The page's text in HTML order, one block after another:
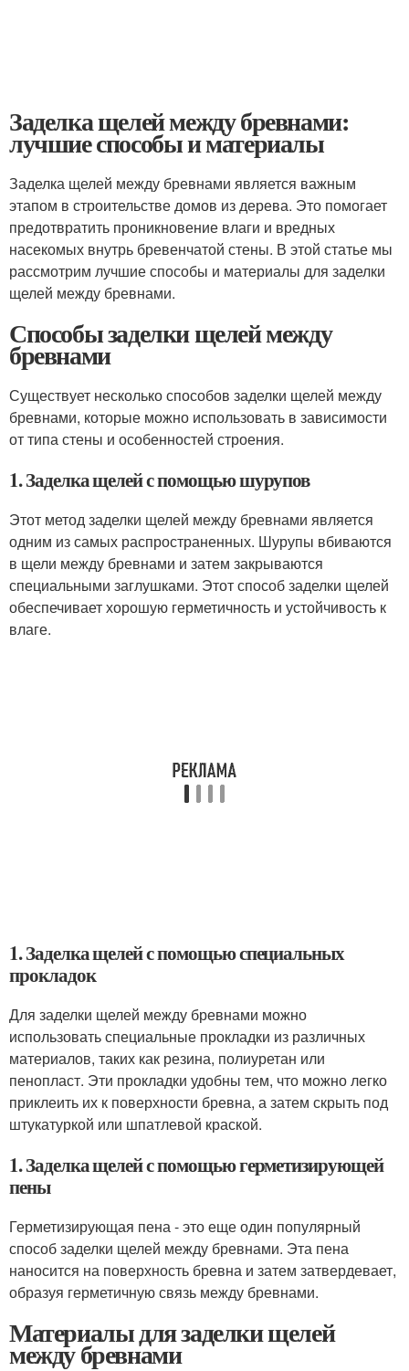
Заделка щелей между бревнами:
лучшие способы и материалы
Заделка щелей между бревнами является важным
этапом в строительстве домов из дерева. Это помогает
предотвратить проникновение влаги и вредных
насекомых внутрь бревенчатой стены. В этой статье мы
рассмотрим лучшие способы и материалы для заделки
щелей между бревнами.
Способы заделки щелей между
бревнами
Существует несколько способов заделки щелей между
бревнами, которые можно использовать в зависимости
от типа стены и особенностей строения.
1. Заделка щелей с помощью шурупов
Этот метод заделки щелей между бревнами является
одним из самых распространенных. Шурупы вбиваются
в щели между бревнами и затем закрываются
специальными заглушками. Этот способ заделки щелей
обеспечивает хорошую герметичность и устойчивость к
влаге.
1. Заделка щелей с помощью специальных
прокладок
Для заделки щелей между бревнами можно
использовать специальные прокладки из различных
материалов, таких как резина, полиуретан или
пенопласт. Эти прокладки удобны тем, что можно легко
приклеить их к поверхности бревна, а затем скрыть под
штукатуркой или шпатлевой краской.
1. Заделка щелей с помощью герметизирующей
пены
Герметизирующая пена - это еще один популярный
способ заделки щелей между бревнами. Эта пена
наносится на поверхность бревна и затем затвердевает,
образуя герметичную связь между бревнами.
Материалы для заделки щелей
между бревнами